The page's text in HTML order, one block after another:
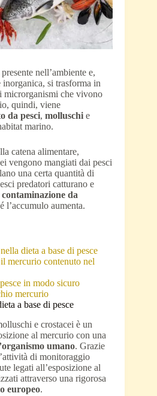
nell’ambiente e,
si trasforma in
microrganismi che vivono
quindi, viene
da pesci, molluschi e
marino.
catena alimentare,
vengono mangiati dai pesci
una certa quantità di
predatori catturano e
contaminazione da
l’accumulo aumenta.
dieta a base di pesce
mercurio contenuto nel
in modo sicuro
mercurio
a base di pesce
e crostacei è un
al mercurio con una
umano. Grazie
di monitoraggio
legati all’esposizione al
attraverso una rigorosa
europeo.